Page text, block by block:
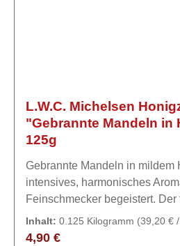
L.W.C. Michelsen
"Gebrannte Mandeln in
125g
Gebrannte Mandeln in mildem
intensives, harmonisches
Feinschmecker begeistert.
durch die gebrannten Mandeln
aromatisiert und erhält so eine
Inhalt: 0.125 Kilogramm (39,20 €
Regulärer Preis:
4,90 €